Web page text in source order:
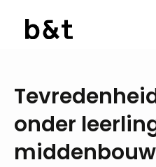
onder
middenbouw